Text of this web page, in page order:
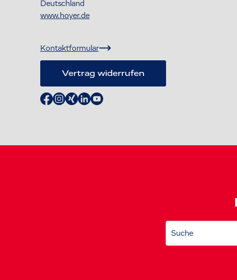
Deutschland
www.hoyer.de
Kontaktformular
Vertrag widerrufen
Suche